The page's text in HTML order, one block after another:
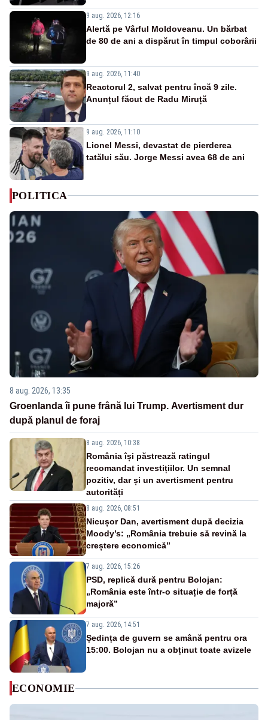
9 aug. 2026, 12:16
Alertă pe Vârful Moldoveanu. Un bărbat
de 80 de ani a dispărut în timpul coborârii
9 aug. 2026, 11:40
Reactorul 2, salvat pentru încă 9 zile.
Anunțul făcut de Radu Miruță
9 aug. 2026, 11:10
Lionel Messi, devastat de pierderea
tatălui său. Jorge Messi avea 68 de ani
POLITICA
8 aug. 2026, 13:35
Groenlanda îi pune frână lui Trump. Avertisment dur
după planul de foraj
8 aug. 2026, 10:38
România își păstrează ratingul
recomandat investițiilor. Un semnal
pozitiv, dar și un avertisment pentru
autorități
8 aug. 2026, 08:51
Nicușor Dan, avertisment după decizia
Moody’s: „România trebuie să revină la
creștere economică”
7 aug. 2026, 15:26
PSD, replică dură pentru Bolojan:
„România este într-o situație de forță
majoră”
7 aug. 2026, 14:51
Ședința de guvern se amână pentru ora
15:00. Bolojan nu a obținut toate avizele
ECONOMIE